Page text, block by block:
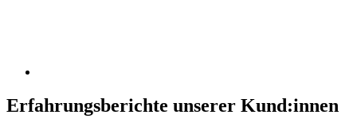
Erfahrungsberichte unserer Kund:innen